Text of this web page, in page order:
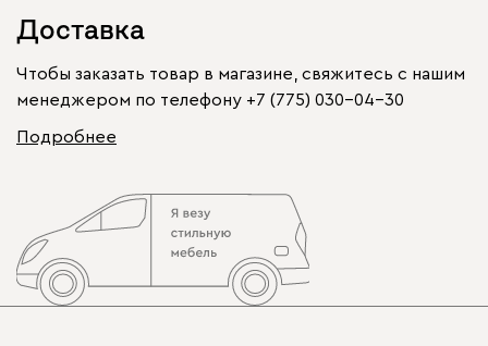
Доставка
Чтобы заказать товар в магазине, свяжитесь с нашим
менеджером по телефону +7 (775) 030-04-30
Подробнее